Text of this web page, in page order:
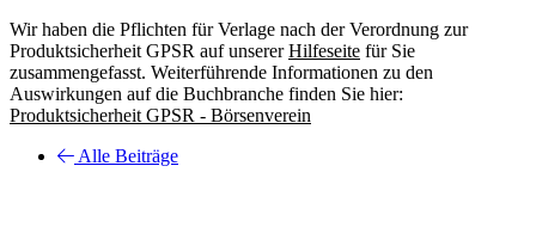
Wir haben die Pflichten für Verlage nach der Verordnung zur
Produktsicherheit GPSR auf unsererHilfeseite für Sie
zusammengefasst. Weiterführende Informationen zu den
Auswirkungen auf die Buchbranche finden Sie hier:
Produktsicherheit GPSR - Börsenverein
Alle Beiträge